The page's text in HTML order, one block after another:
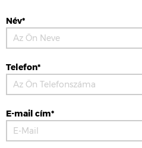
Név*
Telefon*
E-mail cím*